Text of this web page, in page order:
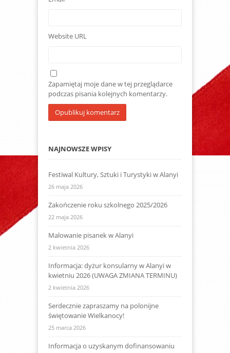
Website URL
Zapamiętaj moje dane w tej przeglądarce
podczas pisania kolejnych komentarzy.
NAJNOWSZE WPISY
Festiwal Kultury, Sztuki i Turystyki w Alanyi
26 maja 2026
Zakończenie roku szkolnego 2025/2026
22 maja 2026
Malowanie pisanek w Alanyi
2 kwietnia 2026
Informacja: dyżur konsularny w Alanyi w
kwietniu 2026 (UWAGA ZMIANA TERMINU)
2 kwietnia 2026
Serdecznie zapraszamy na polonijne
świętowanie Wielkanocy!
25 marca 2026
Informacja o uzyskanym dofinansowaniu